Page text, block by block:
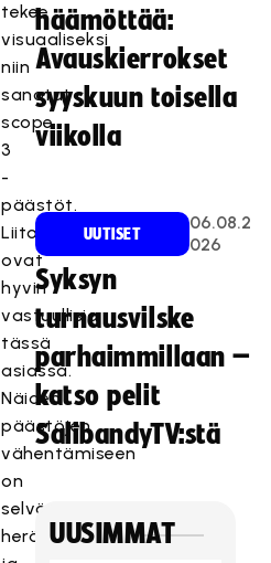
tekee
visuaaliseksi
niin
sanotut
scope
3
-
päästöt.
Liitot
ovat
hyvin
vastuullisia
tässä
asiassa.
Näiden
päästöjen
vähentämiseen
on
selvästi
herätty,
häämöttää:
Avauskierrokset
syyskuun toisella
viikolla
UUTISET
06.08.2
026
Syksyn
turnausvilske
parhaimmillaan –
katso pelit
SalibandyTV:stä
UUSIMMAT